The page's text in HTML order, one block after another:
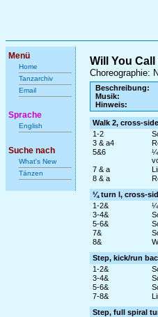
Menü
Home
Tanzarchiv
Email
Sprache
English
Suche nach
What's New
Tänzen
Will You Call
Choreographie:
Beschreibung:
Musik:
Hinweis:
Walk 2, cross-
1-2
3 & a4
5&6
¼
7 & a
8 & a
¼ turn l, cross-
1-2&
¼
3-4&
5-6&
7&
8&
Step, kick/run
1-2&
3-4&
5-6&
7-8&
Step, full spiral